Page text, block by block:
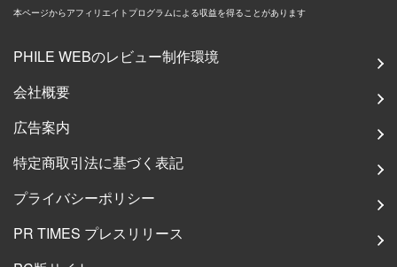
本ページからアフィリエイトプログラムによる収益を得ることがあります
PHILE WEBのレビュー制作環境
会社概要
広告案内
特定商取引法に基づく表記
プライバシーポリシー
PR TIMES プレスリリース